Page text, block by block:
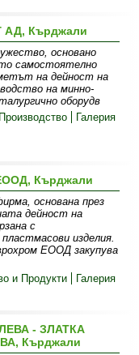
Кърджали
основано
самостоятелно
на дейност на
на минно-
оборудв
Производство Галерия
Кърджали
основана през
дейност на
с
изделия.
ЕООД закупува
и Продукти Галерия
- ЗЛАТКА
Кърджали